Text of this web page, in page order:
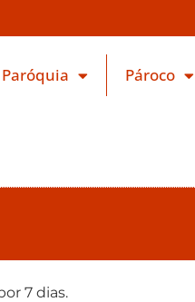
Paróquia Pároco
7 dias.